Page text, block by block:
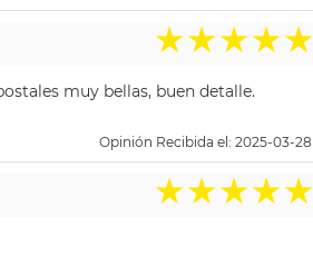
★★★★★
muy bellas, buen detalle.
Opinión Recibida el: 2025-03-28
★★★★★